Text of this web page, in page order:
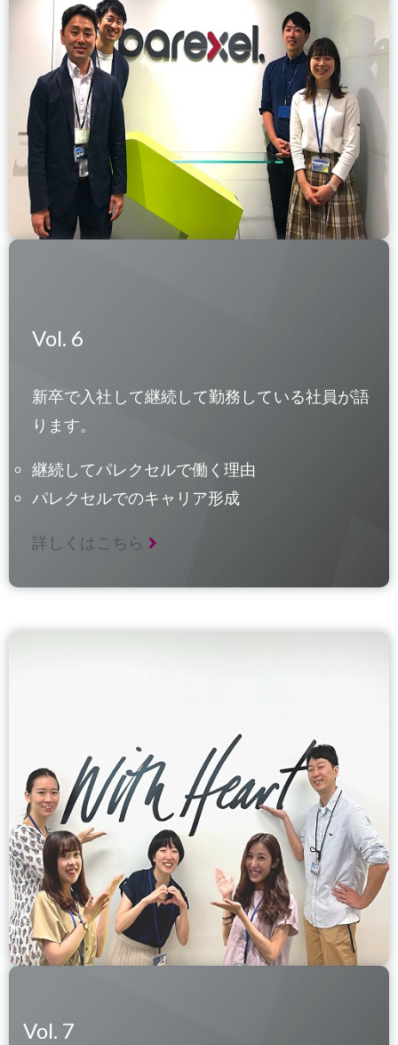
Vol. 6
新卒で入社して継続して勤務している社員が語
ります。
継続してパレクセルで働く理由
パレクセルでのキャリア形成
詳しくはこちら
Vol. 7